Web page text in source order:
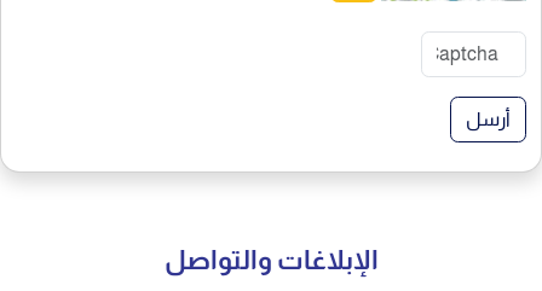
أرسل
الإبلاغات والتواصل